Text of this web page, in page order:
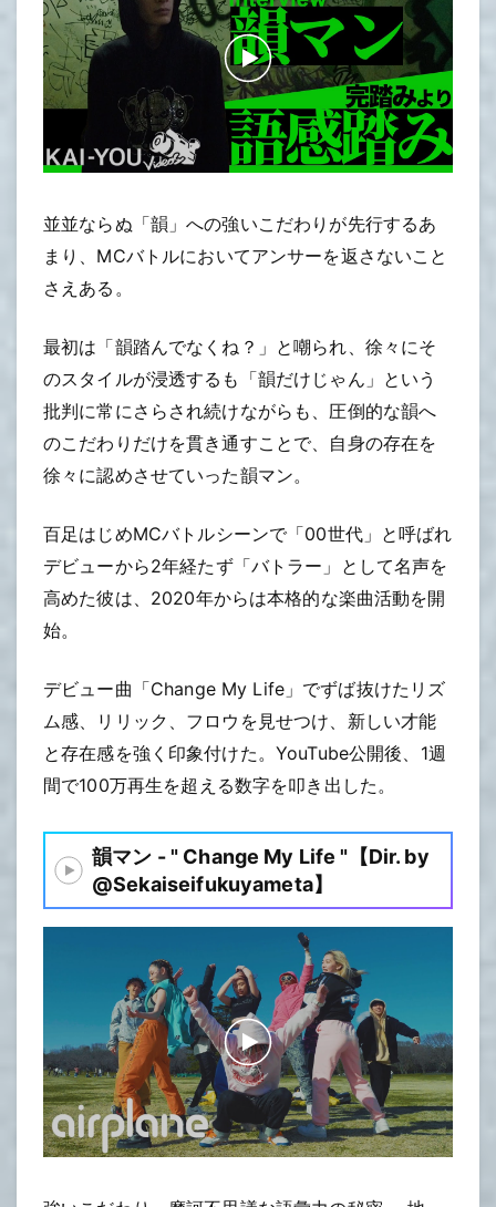
並並ならぬ「韻」への強いこだわりが先行するあ
まり、MCバトルにおいてアンサーを返さないこと
さえある。
最初は「韻踏んでなくね？」と嘲られ、徐々にそ
のスタイルが浸透するも「韻だけじゃん」という
批判に常にさらされ続けながらも、圧倒的な韻へ
のこだわりだけを貫き通すことで、自身の存在を
徐々に認めさせていった韻マン。
百足はじめMCバトルシーンで「00世代」と呼ばれ
デビューから2年経たず「バトラー」として名声を
高めた彼は、2020年からは本格的な楽曲活動を開
始。
デビュー曲「Change My Life」でずば抜けたリズ
ム感、リリック、フロウを見せつけ、新しい才能
と存在感を強く印象付けた。YouTube公開後、1週
間で100万再生を超える数字を叩き出した。
韻マン - " Change My Life "【Dir. by
@Sekaiseifukuyameta】